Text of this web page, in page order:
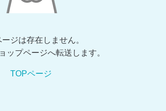
ージは存在しません。
ップページへ転送します。
TOPページ